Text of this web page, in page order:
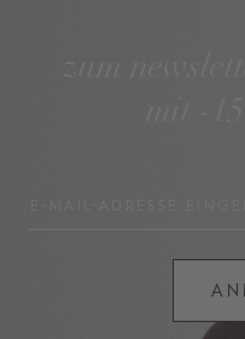
zum